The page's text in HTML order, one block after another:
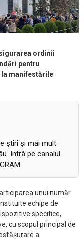
ordinii
pentru
manifestările
știri și mai mult
Intră pe canalul
unui număr
echipe de
specifice,
cu scopul principal de
a